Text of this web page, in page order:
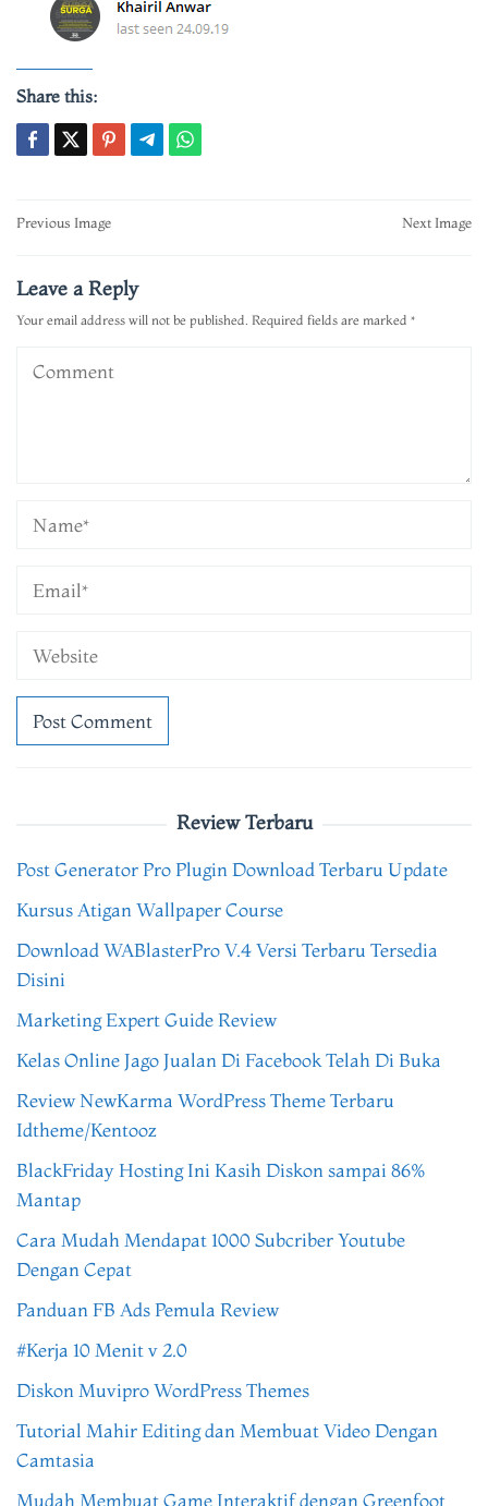
Share this:
Post
Previous Image Next Image
Leave a Reply
Your email address will not be published. Required fields are marked *
Review Terbaru
Post Generator Pro Plugin Download Terbaru Update
Kursus Atigan Wallpaper Course
Download WABlasterPro V.4 Versi Terbaru Tersedia
Disini
Marketing Expert Guide Review
Kelas Online Jago Jualan Di Facebook Telah Di Buka
Review NewKarma WordPress Theme Terbaru
Idtheme/Kentooz
BlackFriday Hosting Ini Kasih Diskon sampai 86%
Mantap
Cara Mudah Mendapat 1000 Subcriber Youtube
Dengan Cepat
Panduan FB Ads Pemula Review
#Kerja 10 Menit v 2.0
Diskon Muvipro WordPress Themes
Tutorial Mahir Editing dan Membuat Video Dengan
Camtasia
Mudah Membuat Game Interaktif dengan Greenfoot